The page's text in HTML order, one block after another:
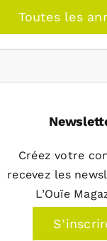
Toutes les
Créez votre
recevez les
L’Ouïe